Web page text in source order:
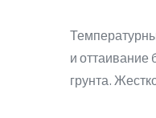
и
грунта.